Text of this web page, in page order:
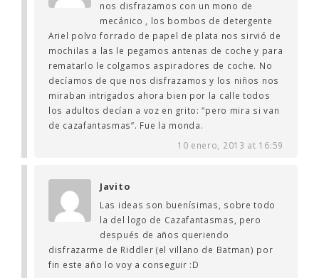
nos disfrazamos con un mono de
mecánico , los bombos de detergente
Ariel polvo forrado de papel de plata nos sirvió de
mochilas a las le pegamos antenas de coche y para
rematarlo le colgamos aspiradores de coche. No
decíamos de que nos disfrazamos y los niños nos
miraban intrigados ahora bien por la calle todos
los adultos decían a voz en grito: “pero mira si van
de cazafantasmas”. Fue la monda.
10 enero, 2013 at 16:59
Javito
Las ideas son buenísimas, sobre todo
la del logo de Cazafantasmas, pero
después de años queriendo
disfrazarme de Riddler (el villano de Batman) por
fin este año lo voy a conseguir :D